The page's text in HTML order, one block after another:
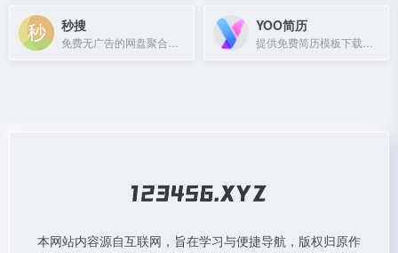
秒搜 YOO简历
本网站内容源自互联网，旨在学习与便捷导航，版权归原作